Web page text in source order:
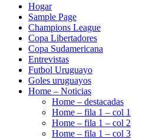
Hogar
Sample Page
Champions League
Copa Libertadores
Copa Sudamericana
Entrevistas
Futbol Uruguayo
Goles uruguayos
Home – Noticias
Home – destacadas
Home – fila 1 – col 1
Home – fila 1 – col 2
Home – fila 1 – col 3